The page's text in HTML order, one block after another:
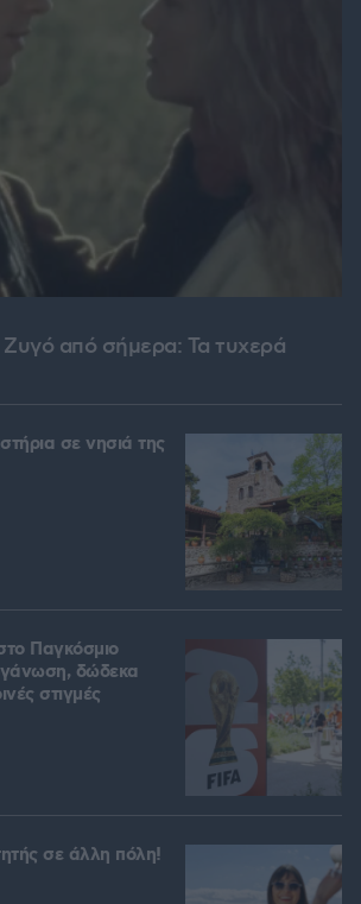
από σήμερα: Τα τυχερά
σε νησιά της
Παγκόσμιο
δώδεκα
στιγμές
σε άλλη πόλη!